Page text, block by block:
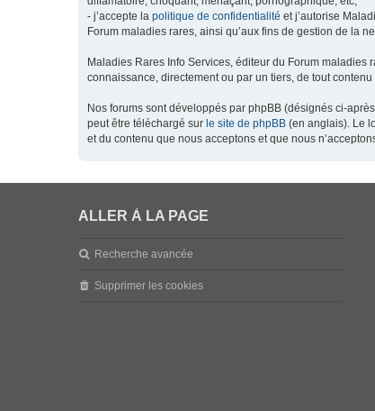
- j’accepte la politique de confidentialité et j’autorise
Forum maladies rares, ainsi qu’aux fins de gestion de la
Maladies Rares Info Services, éditeur du Forum
connaissance, directement ou par un tiers, de tout
Nos forums sont développés par phpBB (désignés ci-
peut être téléchargé sur le site de phpBB (en anglais). Le
et du contenu que nous acceptons et que nous
ALLER À LA PAGE
Recherche avancée
Supprimer les cookies